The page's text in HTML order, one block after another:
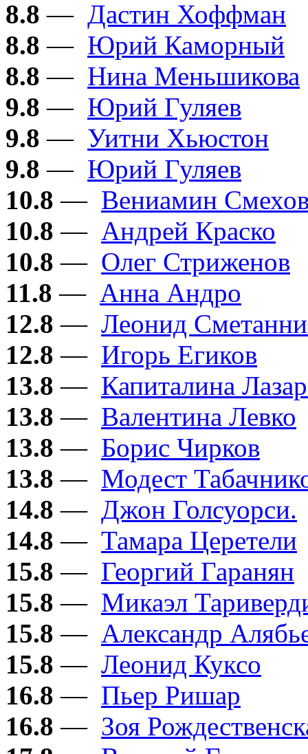
8.8 — Дастин Хоффман
8.8 — Юрий Каморный
8.8 — Нина Меньшикова
9.8 — Юрий Гуляев
9.8 — Уитни Хьюстон
9.8 — Юрий Гуляев
10.8 — Вениамин
10.8 — Андрей Краско
10.8 — Олег Стриженов
11.8 — Анна Андро
12.8 — Леонид
12.8 — Игорь Егиков
13.8 — Капиталина
13.8 — Валентина Левко
13.8 — Борис Чирков
13.8 — Модест
14.8 — Джон Голсуорси.
14.8 — Тамара Церетели
15.8 — Георгий Гаранян
15.8 — Микаэл
15.8 — Александр
15.8 — Леонид Куксо
16.8 — Пьер Ришар
16.8 — Зоя